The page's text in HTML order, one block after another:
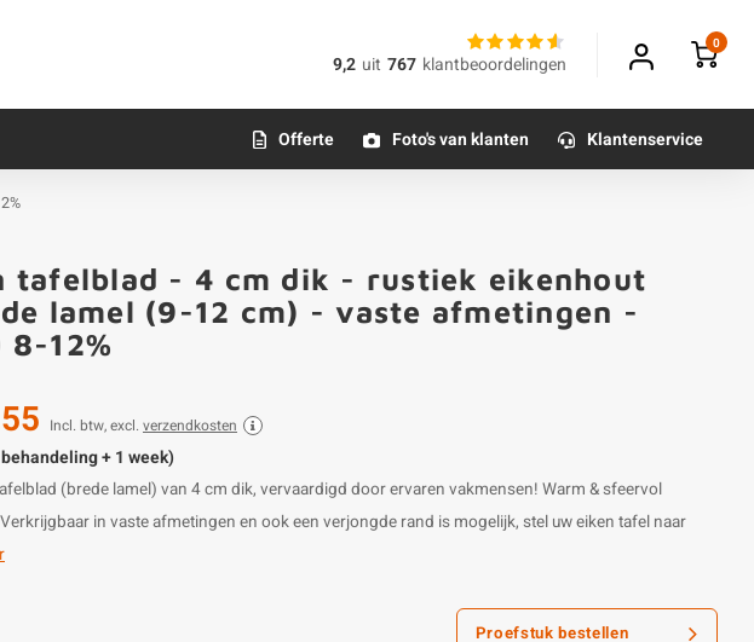
9,2 uit 767 klantbeoordelingen
0
Offerte Foto's van klanten Klantenservice
tafelblad - 4 cm dik - rustiek eikenhout
lamel (9-12 cm) - vaste afmetingen -
8-12%
Incl. btw, excl. verzendkosten
+ 1 week)
(brede lamel) van 4 cm dik, vervaardigd door ervaren vakmensen! Warm & sfeervol
in vaste afmetingen en ook een verjongde rand is mogelijk, stel uw eiken tafel naar
Proefstuk bestellen